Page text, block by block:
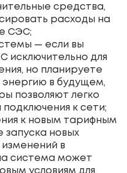
средства,
расходы на
СЭС;
— если вы
исключительно для
но планируете
энергию в будущем,
позволяют легко
к сети;
к новым тарифным
новых
в
система может
условиям для